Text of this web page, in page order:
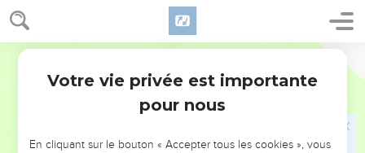
Ezéchiel 3
Si au contraire tu avertis le juste pour qu’il ne commette
pas de péché, et qu'il ne pèche pas, il restera en vie parce
qu'il s'est laissé avertir et toi, tu auras délivré ton âme. »
Dieu impose un temps de silence à Ézékiel
Là encore la main de l'Eternel reposait sur moi. Il m’a dit :
« Lève-toi, sors dans la vallée et là-bas je te parlerai. »
Votre vie privée est importante
pour nous
En cliquant sur le bouton « Accepter tous les cookies », vous